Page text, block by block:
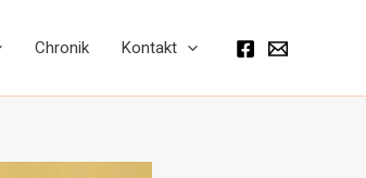
Chronik Kontakt